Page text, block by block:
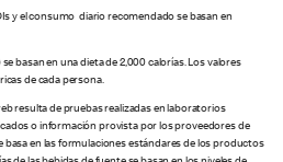
y el consumo diario recomendado se basan en
basan en una dieta de 2,000 calorías. Los valores
de cada persona.
resulta de pruebas realizadas en laboratorios
o información provista por los proveedores de
basa en las formulaciones estándares de los productos